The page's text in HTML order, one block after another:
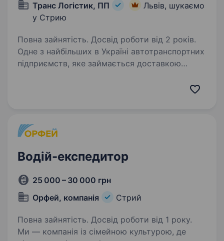
Транс Логістик, ПП
Львів, шукаємо
у Стрию
Повна зайнятість. Досвід роботи від 2 років.
Одне з найбільших в Україні автотранспортних
підприємств, яке займається доставкою
Водій-експедитор
25 000 – 30 000 грн
Орфей, компанія
Стрий
Повна зайнятість. Досвід роботи від 1 року.
Ми — компанія із сімейною культурою, де